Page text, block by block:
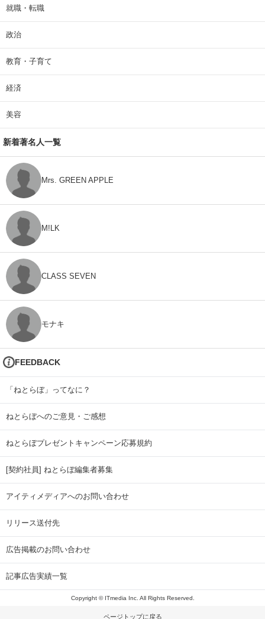
就職・転職
政治
教育・子育て
経済
美容
新着著名人一覧
Mrs. GREEN APPLE
M!LK
CLASS SEVEN
モナキ
FEEDBACK
「ねとらぼ」ってなに？
ねとらぼへのご意見・ご感想
ねとらぼプレゼントキャンペーン応募規約
[契約社員] ねとらぼ編集者募集
アイティメディアへのお問い合わせ
リリース送付先
広告掲載のお問い合わせ
記事広告実績一覧
Copyright © ITmedia Inc. All Rights Reserved.
ページトップに戻る